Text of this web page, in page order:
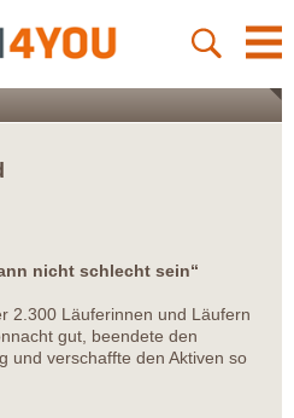
nicht schlecht sein“
2.300 Läuferinnen und Läufern
gut, beendete den
und verschaffte den Aktiven so